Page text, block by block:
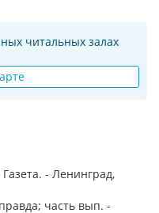
читальных залах
- Ленинград,
часть вып. -